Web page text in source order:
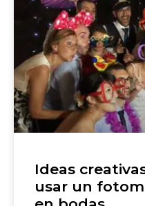
Ideas
usar un